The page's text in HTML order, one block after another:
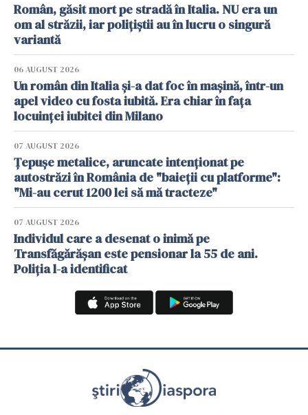
Român, găsit mort pe stradă în Italia. NU era un
om al străzii, iar polițiștii au în lucru o singură
variantă
06 AUGUST 2026
Un român din Italia și-a dat foc în mașină, într-un
apel video cu fosta iubită. Era chiar în fața
locuinței iubitei din Milano
07 AUGUST 2026
Țepușe metalice, aruncate intenționat pe
autostrăzi în România de "baieții cu platforme":
"Mi-au cerut 1200 lei să mă tracteze"
07 AUGUST 2026
Individul care a desenat o inimă pe
Transfăgărășan este pensionar la 55 de ani.
Poliția l-a identificat